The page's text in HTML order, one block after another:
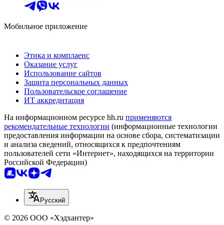
Мобильное приложение
Этика и комплаенс
Оказание услуг
Использование сайтов
Защита персональных данных
Пользовательское соглашение
ИТ аккредитация
На информационном ресурсе hh.ru применяются
рекомендательные технологии (информационные технологии
предоставления информации на основе сбора, систематизации
и анализа сведений, относящихся к предпочтениям
пользователей сети «Интернет», находящихся на территории
Российской Федерации)
Русский
© 2026 ООО «Хэдхантер»